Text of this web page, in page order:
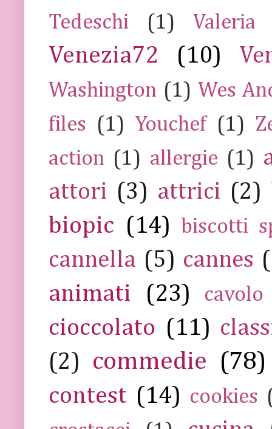
Tedeschi
(1) Valeria
Venezia72 (10)
Washington (1) Wes
files
(1) Youchef (1)
action (1) allergie (1)
attori (3) attrici (2)
biopic (14) biscotti
cannella (5) cannes
animati
(23) cavolo
cioccolato (11)
(2)
commedie (78)
contest (14) cookies